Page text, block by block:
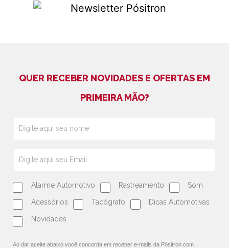
QUER RECEBER NOVIDADES E OFERTAS EM
PRIMEIRA MÃO?
Alarme Automotivo Rastreamento Som
Acessórios Tacógrafo Dicas Automotivas
Novidades
Ao dar aceite abaixo você concorda em receber e-mails da Pósitron com